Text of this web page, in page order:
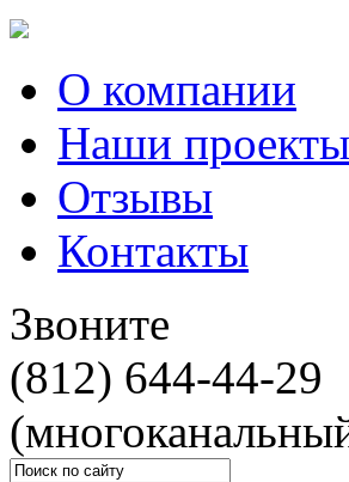
О компании
Наши проекты
Отзывы
Контакты
Звоните
(812) 644-44-29